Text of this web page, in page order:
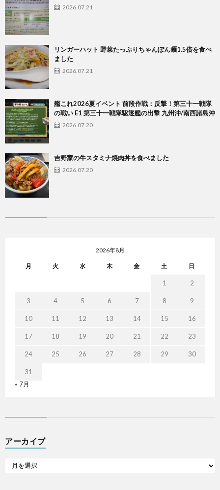
2026.07.21
リンガーハット 野菜たっぷりちゃんぽん麺1.5倍を食べ
ました
2026.07.21
艦これ2026夏イベント 前段作戦：反撃！第三十一戦隊
の戦い E1 第三十一戦隊駆逐艦の出撃 九州沖/南西諸島沖
2026.07.20
吉野家の牛スタミナ焼肉丼を食べました
2026.07.20
2026年8月
月 火 水 木 金 土 日
1 2
3 4 5 6 7 8 9
10 11 12 13 14 15 16
17 18 19 20 21 22 23
24 25 26 27 28 29 30
31
« 7月
アーカイブ